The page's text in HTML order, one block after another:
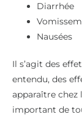
Diarrhée
Nausées
Il s’agit des
entendu, des
apparaître chez
important de